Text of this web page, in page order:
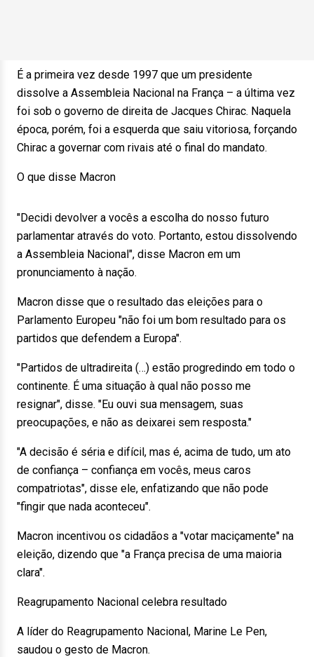
É a primeira vez desde 1997 que um presidente
dissolve a Assembleia Nacional na França – a última vez
foi sob o governo de direita de Jacques Chirac. Naquela
época, porém, foi a esquerda que saiu vitoriosa, forçando
Chirac a governar com rivais até o final do mandato.
O que disse Macron
"Decidi devolver a vocês a escolha do nosso futuro
parlamentar através do voto. Portanto, estou dissolvendo
a Assembleia Nacional", disse Macron em um
pronunciamento à nação.
Macron disse que o resultado das eleições para o
Parlamento Europeu "não foi um bom resultado para os
partidos que defendem a Europa".
"Partidos de ultradireita (…) estão progredindo em todo o
continente. É uma situação à qual não posso me
resignar", disse. "Eu ouvi sua mensagem, suas
preocupações, e não as deixarei sem resposta."
"A decisão é séria e difícil, mas é, acima de tudo, um ato
de confiança – confiança em vocês, meus caros
compatriotas", disse ele, enfatizando que não pode
"fingir que nada aconteceu".
Macron incentivou os cidadãos a "votar maciçamente" na
eleição, dizendo que "a França precisa de uma maioria
clara".
Reagrupamento Nacional celebra resultado
A líder do Reagrupamento Nacional, Marine Le Pen,
saudou o gesto de Macron.